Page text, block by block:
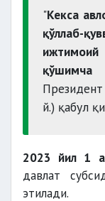
"Кекса
қўллаб-
қўшимча
й.) қабул
2023 йил 1
давлат
этилади.